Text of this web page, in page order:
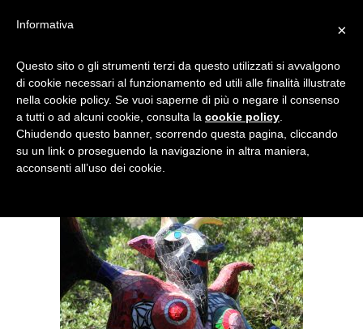
IMG_4424
×
Informativa
Questo sito o gli strumenti terzi da questo utilizzati si avvalgono
di cookie necessari al funzionamento ed utili alle finalità illustrate
nella cookie policy. Se vuoi saperne di più o negare il consenso
a tutti o ad alcuni cookie, consulta la cookie policy
Chiudendo questo banner, scorrendo questa pagina, cliccando
su un link o proseguendo la navigazione in altra maniera,
acconsenti all’uso dei cookie.